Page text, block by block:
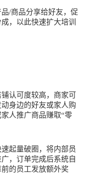
/商品分享给好友，促
，以此快速扩大培训
认可度较高，商家可
身边的好友或家人购
人推广商品赚取“零
起量破圈，将内部员
，订单完成后系统自
的员工发放额外奖